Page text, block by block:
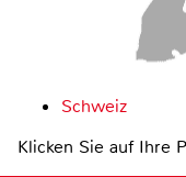
Schweiz
Klicken Sie auf Ihre